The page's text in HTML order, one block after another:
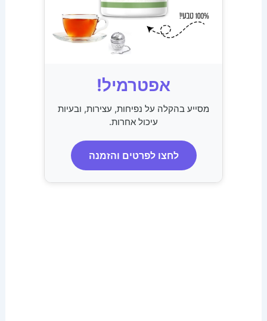
אפטרמיל!
מסייע בהקלה על נפיחות, עצירות, ובעיות
עיכול אחרות.
לחצו לפרטים והזמנה